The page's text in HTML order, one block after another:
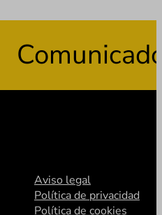
Comunicado
Aviso legal
Política de privacidad
Política de cookies